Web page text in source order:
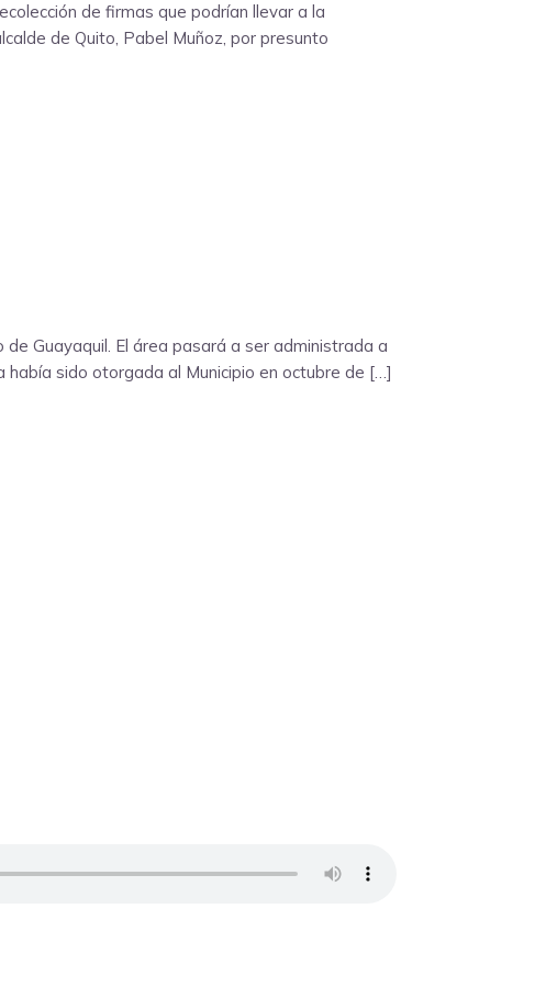
de firmas que podrían llevar a la
de Quito, Pabel Muñoz, por presunto
Guayaquil. El área pasará a ser administrada a
sido otorgada al Municipio en octubre de […]